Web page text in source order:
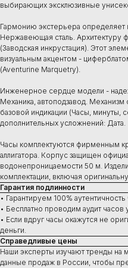
выбирающих эксклюзивные
Гармонию экстерьера определяет
Нержавеющая сталь. Архитектуру
(Заводская инкрустация). Этот
визуальным акцентом -
(Aventurine Marquetry).
Инженерное сердце модели -
Механика, автоподзавод.
базовой индикации (Часы, минуты,
дополнительных усложнений: Дата.
Часы комплектуются фирменным
аллигатора. Корпус защищен
водонепроницаемости 50 м.
комплектации, включая
Гарантия подлинности
• Гарантируем 100% аутентичность
• Бесплатно проводим аудит
• Если вдруг часы окажутся не
деньги.
Справедливые цены
Наши эксперты изучают тренды на
данные продаж в России, чтобы